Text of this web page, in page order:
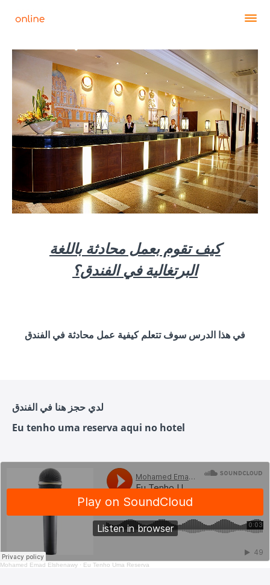
كيف تقوم بعمل محادثة باللغة
البرتغالية في الفندق؟
في هذا الدرس سوف تتعلم كيفية عمل محادثة في الفندق
لدي حجز هنا في الفندق
Eu tenho uma reserva aqui no hotel
Mohamed Emad Elshenawy · Eu Tenho Uma Reserva